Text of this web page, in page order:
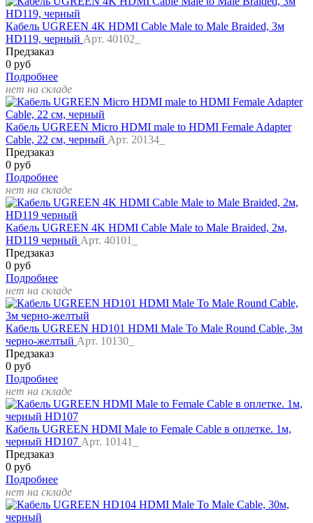
Кабель UGREEN 4K HDMI Cable Male to Male Braided, 3м
HD119, черный Арт. 40102_
Предзаказ
0 руб
Подробнее
нет на складе
Кабель UGREEN Micro HDMI male to HDMI Female Adapter
Cable, 22 см, черный Арт. 20134_
Предзаказ
0 руб
Подробнее
нет на складе
Кабель UGREEN 4K HDMI Cable Male to Male Braided, 2м,
HD119 черный Арт. 40101_
Предзаказ
0 руб
Подробнее
нет на складе
Кабель UGREEN HD101 HDMI Male To Male Round Cable, 3м
черно-желтый Арт. 10130_
Предзаказ
0 руб
Подробнее
нет на складе
Кабель UGREEN HDMI Male to Female Cable в оплетке. 1м,
черный HD107 Арт. 10141_
Предзаказ
0 руб
Подробнее
нет на складе